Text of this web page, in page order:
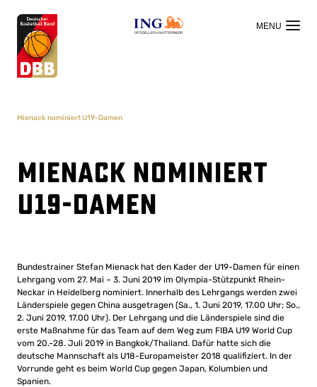
OFFIZIELLER HAUPTSPONSOR
Mienack nominiert U19-Damen
Mienack nominiert
U19-Damen
Bundestrainer Stefan Mienack hat den Kader der U19-Damen für einen
Lehrgang vom 27. Mai – 3. Juni 2019 im Olympia-Stützpunkt Rhein-
Neckar in Heidelberg nominiert. Innerhalb des Lehrgangs werden zwei
Länderspiele gegen China ausgetragen (Sa., 1. Juni 2019, 17.00 Uhr; So.,
2. Juni 2019, 17.00 Uhr). Der Lehrgang und die Länderspiele sind die
erste Maßnahme für das Team auf dem Weg zum FIBA U19 World Cup
vom 20.-28. Juli 2019 in Bangkok/Thailand. Dafür hatte sich die
deutsche Mannschaft als U18-Europameister 2018 qualifiziert. In der
Vorrunde geht es beim World Cup gegen Japan, Kolumbien und
Spanien.